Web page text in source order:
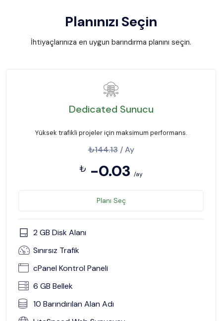
Planınızı Seçin
İhtiyaçlarınıza en uygun barındırma planını seçin.
Dedicated Sunucu
Yüksek trafikli projeler için maksimum performans.
₺144.13/ Ay
₺-0.03/ay
Planı Seç
2 GB Disk Alanı
Sınırsız Trafik
cPanel Kontrol Paneli
6 GB Bellek
10 Barındırılan Alan Adı